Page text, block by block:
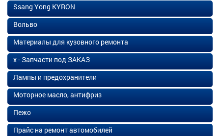
Ssang Yong KYRON
Вольво
Материалы для кузовного ремонта
х - Запчасти под ЗАКАЗ
Лампы и предохранители
Моторное масло, антифриз
Пежо
Прайс на ремонт автомобилей